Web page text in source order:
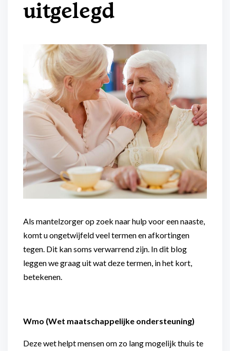
Mantelzorg aan huis
Diensten voor
Maaltijdondersteuning
Mantelzorger van de zaak
Flexibel inzetbaar
Snel geregeld
uitgelegd
Als mantelzorger op zoek naar hulp voor een naaste,
komt u ongetwijfeld veel termen en afkortingen
tegen. Dit kan soms verwarrend zijn. In dit blog
leggen we graag uit wat deze termen, in het kort,
betekenen.
Wmo (Wet maatschappelijke ondersteuning)
Deze wet helpt mensen om zo lang mogelijk thuis te